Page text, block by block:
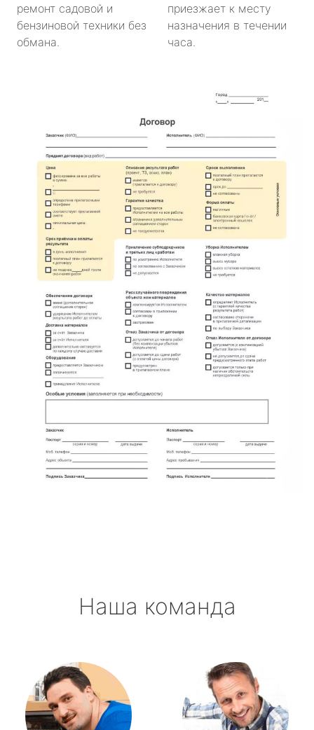
ремонт садовой и
бензиновой техники без
обмана.
приезжает к месту
назначения в течении
часа.
Наша команда